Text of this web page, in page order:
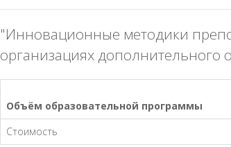
"Инновационные методики
организациях
Объём образовательной программы
Стоимость